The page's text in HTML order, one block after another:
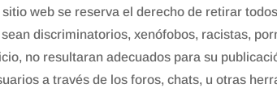
web se reserva el derecho de retirar
discriminatorios, xenófobos, racistas,
no resultaran adecuados para su
a través de los foros, chats, u otras